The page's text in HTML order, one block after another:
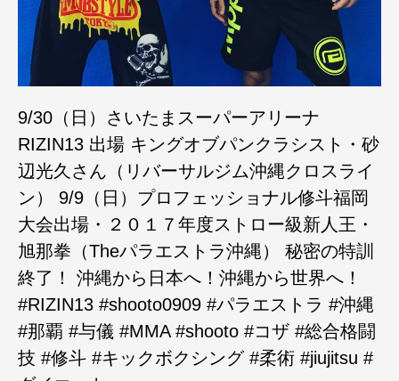
9/30（日）さいたまスーパーアリーナ
RIZIN13 出場 キングオブパンクラシスト・砂
辺光久さん（リバーサルジム沖縄クロスライ
ン） 9/9（日）プロフェッショナル修斗福岡
大会出場・２０１７年度ストロー級新人王・
旭那拳（Theパラエストラ沖縄） 秘密の特訓
終了！ 沖縄から日本へ！沖縄から世界へ！
#RIZIN13 #shooto0909 #パラエストラ #沖縄
#那覇 #与儀 #MMA #shooto #コザ #総合格闘
技 #修斗 #キックボクシング #柔術 #jiujitsu #